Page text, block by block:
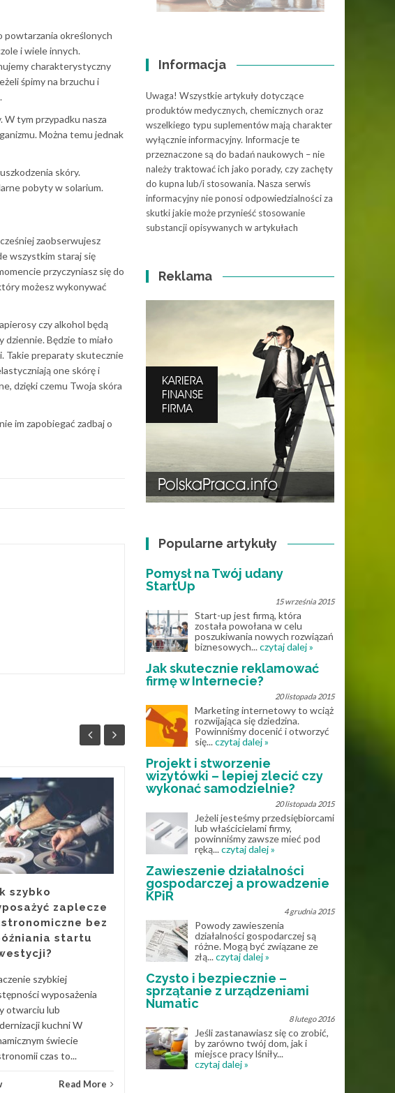
powtarzania określonych
i wiele innych.
charakterystyczny
śpimy na brzuchu i
W tym przypadku nasza
Można temu jednak
skóry.
pobyty w solarium.
zaobserwujesz
wszystkim staraj się
przyczyniasz się do
możesz wykonywać
czy alkohol będą
Będzie to miało
Takie preparaty skutecznie
one skórę i
dzięki czemu Twoja skóra
im zapobiegać zadbaj o
szybko
zaplecze
bez
startu
szybkiej
wyposażenia
otwarciu lub
kuchni W
świecie
czas to...
Read More
MAJ
Muzyka online – jak
internet zmienił
sposób korzystania z
nut?
Jeszcze kilkanaście lat temu
osoby uczące się gry na
ograniczone dostępnością
materiałów muzycznych.
Nuty...
Know How Read More
Informacja
Uwaga! Wszystkie artykuły dotyczące
produktów medycznych, chemicznych oraz
wszelkiego typu suplementów mają charakter
wyłącznie informacyjny. Informacje te
przeznaczone są do badań naukowych – nie
należy traktować ich jako porady, czy zachęty
do kupna lub/i stosowania. Nasza serwis
informacyjny nie ponosi odpowiedzialności za
skutki jakie może przynieść stosowanie
substancji opisywanych w artykułach
Reklama
Popularne artykuły
Pomysł na Twój udany
StartUp
15 września 2015
Start-up jest firmą, która
została powołana w celu
poszukiwania nowych rozwiązań
biznesowych...czytaj dalej »
Jak skutecznie reklamować
firmę w Internecie?
20 listopada 2015
Marketing internetowy to wciąż
rozwijająca się dziedzina.
Powinniśmy docenić i otworzyć
się...czytaj dalej »
Projekt i stworzenie
wizytówki – lepiej zlecić czy
wykonać samodzielnie?
20 listopada 2015
Jeżeli jesteśmy przedsiębiorcami
lub właścicielami firmy,
powinniśmy zawsze mieć pod
ręką...czytaj dalej »
Zawieszenie działalności
gospodarczej a prowadzenie
KPiR
4 grudnia 2015
Powody zawieszenia
działalności gospodarczej są
różne. Mogą być związane ze
złą...czytaj dalej »
Czysto i bezpiecznie –
sprzątanie z urządzeniami
Numatic
8 lutego 2016
Jeśli zastanawiasz się co zrobić,
by zarówno twój dom, jak i
miejsce pracy lśniły...
czytaj dalej »